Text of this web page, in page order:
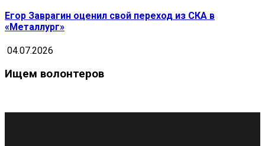
Егор Заврагин оценил свой переход из СКА в
«Металлург»
04.07.2026
Ищем волонтеров